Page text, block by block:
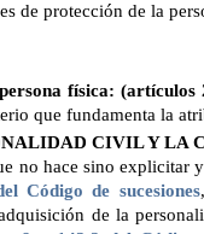
de protección de la
persona física: (artículos
que fundamenta la
CIVIL Y LA
no hace sino explicitar
Código de sucesiones
de la